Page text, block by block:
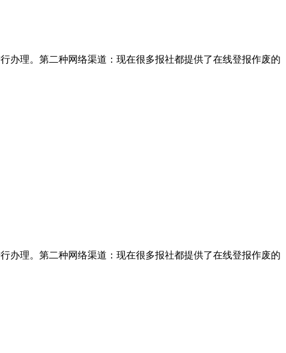
办理。第二种网络渠道：现在很多报社都提供了在线登报作废的
办理。第二种网络渠道：现在很多报社都提供了在线登报作废的